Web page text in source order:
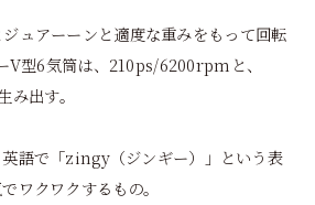
ュアーーンと適度な重みをもって回転
V型6気筒は、210ps/6200rpmと、
出す。
語で「zingy（ジンギー）」という表
ワクワクするもの。